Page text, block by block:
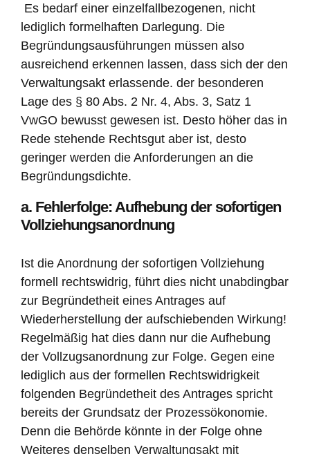
Es bedarf einer einzelfallbezogenen, nicht
lediglich formelhaften Darlegung. Die
Begründungsausführungen müssen also
ausreichend erkennen lassen, dass sich der den
Verwaltungsakt erlassende. der besonderen
Lage des § 80 Abs. 2 Nr. 4, Abs. 3, Satz 1
VwGO bewusst gewesen ist. Desto höher das in
Rede stehende Rechtsgut aber ist, desto
geringer werden die Anforderungen an die
Begründungsdichte.
a. Fehlerfolge: Aufhebung der sofortigen
Vollziehungsanordnung
Ist die Anordnung der sofortigen Vollziehung
formell rechtswidrig, führt dies nicht unabdingbar
zur Begründetheit eines Antrages auf
Wiederherstellung der aufschiebenden Wirkung!
Regelmäßig hat dies dann nur die Aufhebung
der Vollzugsanordnung zur Folge. Gegen eine
lediglich aus der formellen Rechtswidrigkeit
folgenden Begründetheit des Antrages spricht
bereits der Grundsatz der Prozessökonomie.
Denn die Behörde könnte in der Folge ohne
Weiteres denselben Verwaltungsakt mit